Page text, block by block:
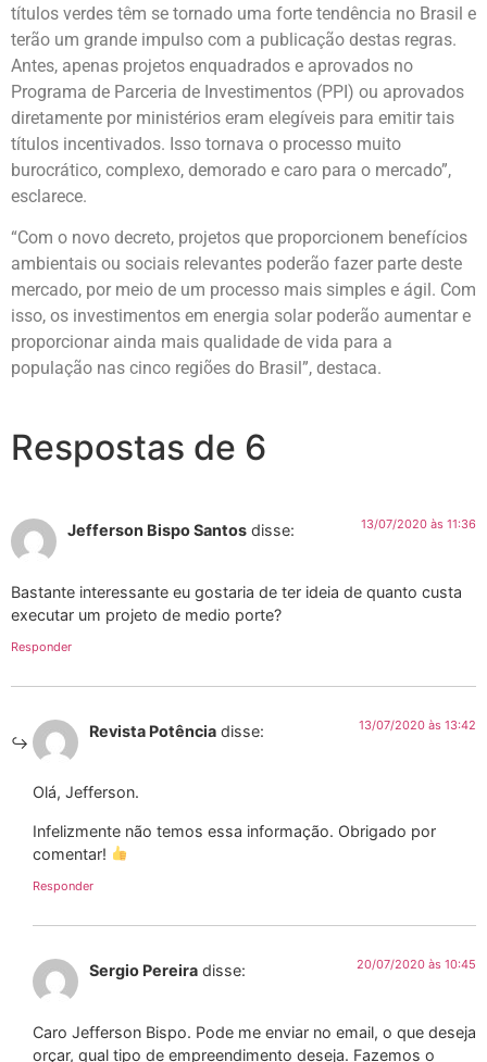
títulos verdes têm se tornado uma forte tendência no Brasil e
terão um grande impulso com a publicação destas regras.
Antes, apenas projetos enquadrados e aprovados no
Programa de Parceria de Investimentos (PPI) ou aprovados
diretamente por ministérios eram elegíveis para emitir tais
títulos incentivados. Isso tornava o processo muito
burocrático, complexo, demorado e caro para o mercado”,
esclarece.
“Com o novo decreto, projetos que proporcionem benefícios
ambientais ou sociais relevantes poderão fazer parte deste
mercado, por meio de um processo mais simples e ágil. Com
isso, os investimentos em energia solar poderão aumentar e
proporcionar ainda mais qualidade de vida para a
população nas cinco regiões do Brasil”, destaca.
Respostas de 6
Jefferson Bispo Santos disse: 13/07/2020 às 11:36
Bastante interessante eu gostaria de ter ideia de quanto custa
executar um projeto de medio porte?
Responder
Revista Potência disse: 13/07/2020 às 13:42
Olá, Jefferson.
Infelizmente não temos essa informação. Obrigado por
comentar!
Responder
Sergio Pereira disse: 20/07/2020 às 10:45
Caro Jefferson Bispo. Pode me enviar no email, o que deseja
orçar, qual tipo de empreendimento deseja. Fazemos o